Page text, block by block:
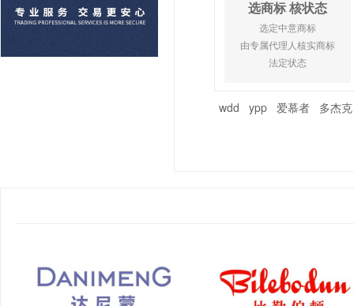
选商标 核状态
选定中意商标
由专属代理人核实商标
法定状态
wdd ypp 爱慕者 多杰克